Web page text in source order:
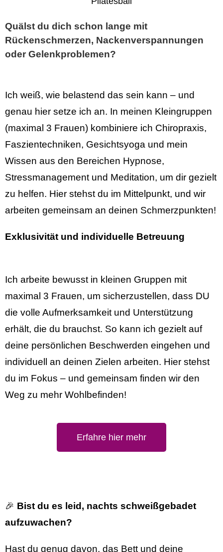
Quälst du dich schon lange mit
Rückenschmerzen, Nackenverspannungen
oder Gelenkproblemen?
Ich weiß, wie belastend das sein kann – und
genau hier setze ich an. In meinen Kleingruppen
(maximal 3 Frauen) kombiniere ich Chiropraxis,
Faszientechniken, Gesichtsyoga und mein
Wissen aus den Bereichen Hypnose,
Stressmanagement und Meditation, um dir gezielt
zu helfen. Hier stehst du im Mittelpunkt, und wir
arbeiten gemeinsam an deinen Schmerzpunkten!
Exklusivität und individuelle Betreuung
Ich arbeite bewusst in kleinen Gruppen mit
maximal 3 Frauen, um sicherzustellen, dass DU
die volle Aufmerksamkeit und Unterstützung
erhält, die du brauchst. So kann ich gezielt auf
deine persönlichen Beschwerden eingehen und
individuell an deinen Zielen arbeiten. Hier stehst
du im Fokus – und gemeinsam finden wir den
Weg zu mehr Wohlbefinden!
Erfahre hier mehr
🎉 Bist du es leid, nachts schweißgebadet
aufzuwachen?
Hast du genug davon, das Bett und deine